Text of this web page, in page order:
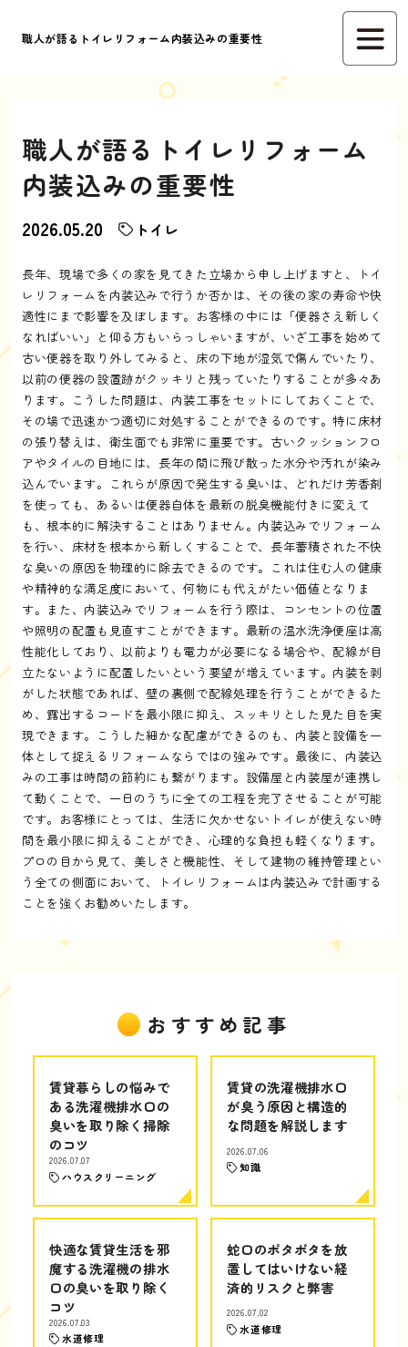
職人が語るトイレリフォーム内装込みの重要性
職人が語るトイレリフォーム
内装込みの重要性
2026.05.20 トイレ
長年、現場で多くの家を見てきた立場から申し上げますと、トイ
レリフォームを内装込みで行うか否かは、その後の家の寿命や快
適性にまで影響を及ぼします。お客様の中には「便器さえ新しく
なればいい」と仰る方もいらっしゃいますが、いざ工事を始めて
古い便器を取り外してみると、床の下地が湿気で傷んでいたり、
以前の便器の設置跡がクッキリと残っていたりすることが多々あ
ります。こうした問題は、内装工事をセットにしておくことで、
その場で迅速かつ適切に対処することができるのです。特に床材
の張り替えは、衛生面でも非常に重要です。古いクッションフロ
アやタイルの目地には、長年の間に飛び散った水分や汚れが染み
込んでいます。これらが原因で発生する臭いは、どれだけ芳香剤
を使っても、あるいは便器自体を最新の脱臭機能付きに変えて
も、根本的に解決することはありません。内装込みでリフォーム
を行い、床材を根本から新しくすることで、長年蓄積された不快
な臭いの原因を物理的に除去できるのです。これは住む人の健康
や精神的な満足度において、何物にも代えがたい価値となりま
す。また、内装込みでリフォームを行う際は、コンセントの位置
や照明の配置も見直すことができます。最新の温水洗浄便座は高
性能化しており、以前よりも電力が必要になる場合や、配線が目
立たないように配置したいという要望が増えています。内装を剥
がした状態であれば、壁の裏側で配線処理を行うことができるた
め、露出するコードを最小限に抑え、スッキリとした見た目を実
現できます。こうした細かな配慮ができるのも、内装と設備を一
体として捉えるリフォームならではの強みです。最後に、内装込
みの工事は時間の節約にも繋がります。設備屋と内装屋が連携し
て動くことで、一日のうちに全ての工程を完了させることが可能
です。お客様にとっては、生活に欠かせないトイレが使えない時
間を最小限に抑えることができ、心理的な負担も軽くなります。
プロの目から見て、美しさと機能性、そして建物の維持管理とい
う全ての側面において、トイレリフォームは内装込みで計画する
ことを強くお勧めいたします。
おすすめ記事
賃貸暮らしの悩みで
ある洗濯機排水口の
臭いを取り除く掃除
のコツ
2026.07.07
ハウスクリーニング
賃貸の洗濯機排水口
が臭う原因と構造的
な問題を解説します
2026.07.06
知識
快適な賃貸生活を邪
魔する洗濯機の排水
口の臭いを取り除く
コツ
2026.07.03
水道修理
蛇口のポタポタを放
置してはいけない経
済的リスクと弊害
2026.07.02
水道修理